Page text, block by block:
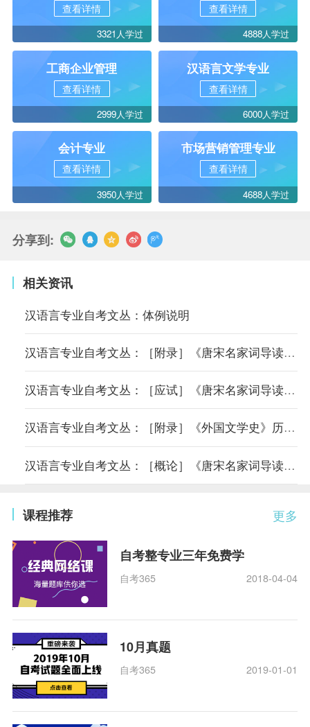
查看详情
3321人学过
查看详情
4888人学过
工商企业管理
查看详情
2999人学过
汉语言文学专业
查看详情
6000人学过
会计专业
查看详情
3950人学过
市场营销管理专业
查看详情
4688人学过
分享到:
相关资讯
汉语言专业自考文丛：体例说明
汉语言专业自考文丛：［附录］《唐宋名家词导读》历届真题及答案
汉语言专业自考文丛：［应试］《唐宋名家词导读》备考综览
汉语言专业自考文丛：［附录］《外国文学史》历届真题及答案
汉语言专业自考文丛：［概论］《唐宋名家词导读》课程分析
更多
课程推荐
自考整专业三年免费学
自考365 2018-04-04
10月真题
自考365 2019-01-01